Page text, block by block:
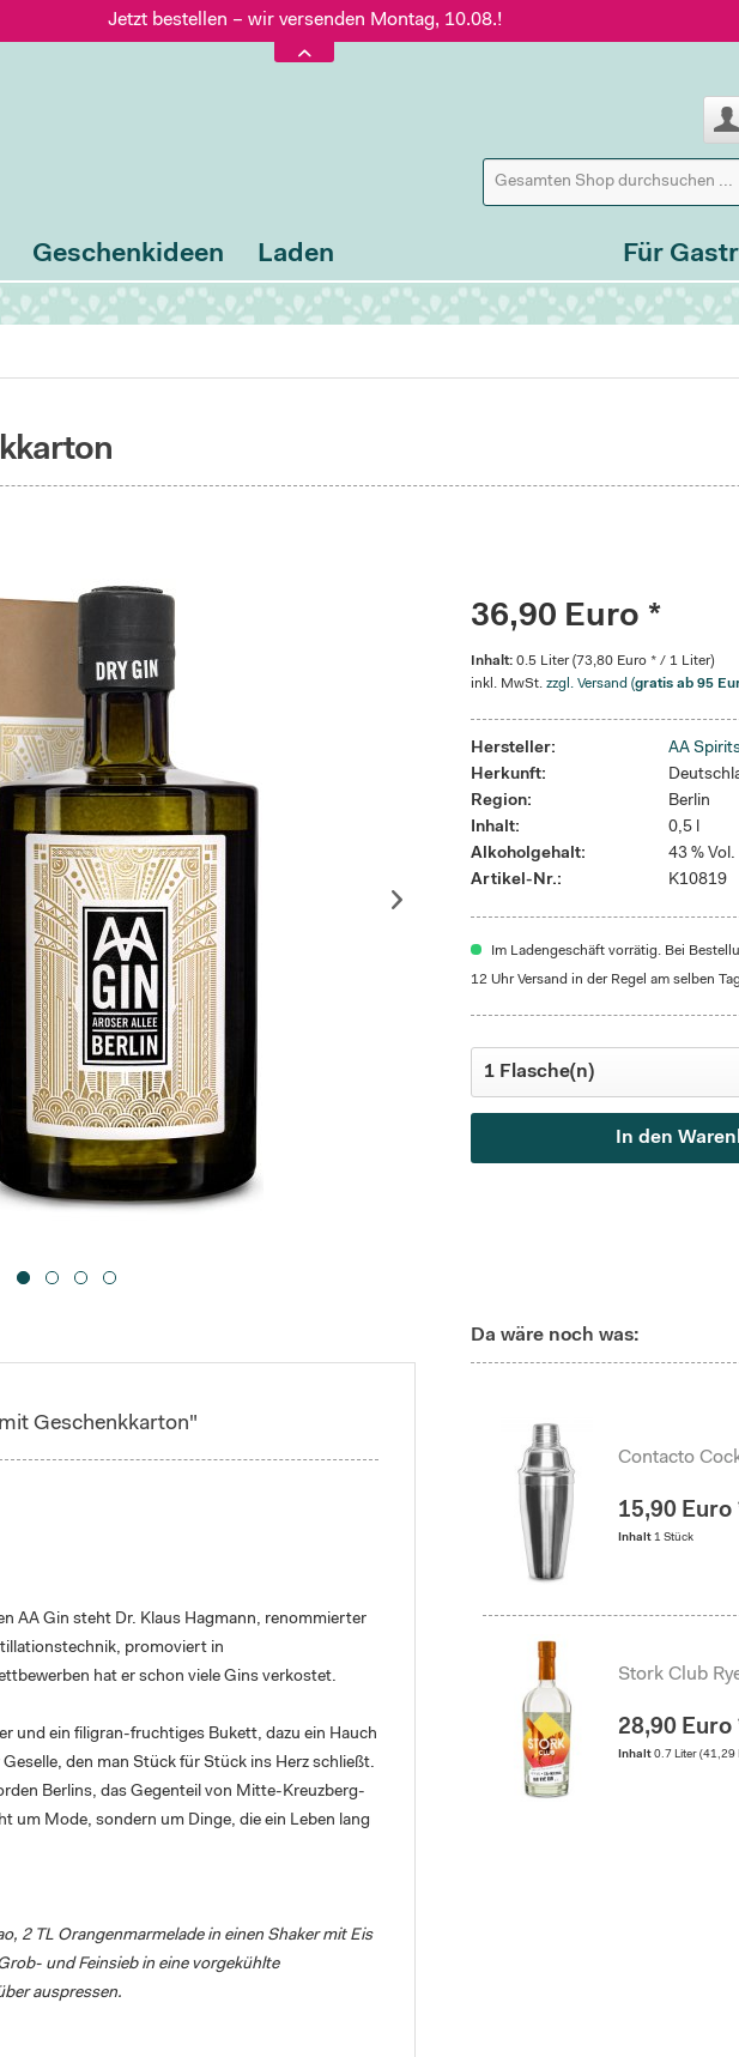
Jetzt bestellen – wir versenden Montag, 10.08.!
Versand nur 5,60 €, gratis ab 95 € Warenwert
Jetzt bestellen – wir versenden Montag, 10.08.!
Geschenkideen Laden Für
36,90 Euro *
Inhalt:0.5 Liter (73,80 Euro * / 1 Liter)
inkl. MwSt.zzgl. Versand (gratis ab 95
Hersteller:
AA
Herkunft:
Region:
Berlin
Inhalt:
0,5 l
Alkoholgehalt:
43 % Vol.
Artikel-Nr.:
K10819
Im Ladengeschäft vorrätig. Bei
12 Uhr Versand in der Regel am selben
In den
Geschenkkarton"
AA Gin steht Dr. Klaus Hagmann, renommierter
promoviert in
hat er schon viele Gins verkostet.
und ein filigran-fruchtiges Bukett, dazu ein Hauch
den man Stück für Stück ins Herz schließt.
Berlins, das Gegenteil von Mitte-Kreuzberg-
um Mode, sondern um Dinge, die ein Leben lang
2 TL Orangenmarmelade in einen Shaker mit Eis
und Feinsieb in eine vorgekühlte
auspressen.
Da wäre noch was:
Contacto
15,90 Euro
Inhalt 1 Stück
Stork Club
28,90 Euro
Inhalt 0.7 Liter (41,29